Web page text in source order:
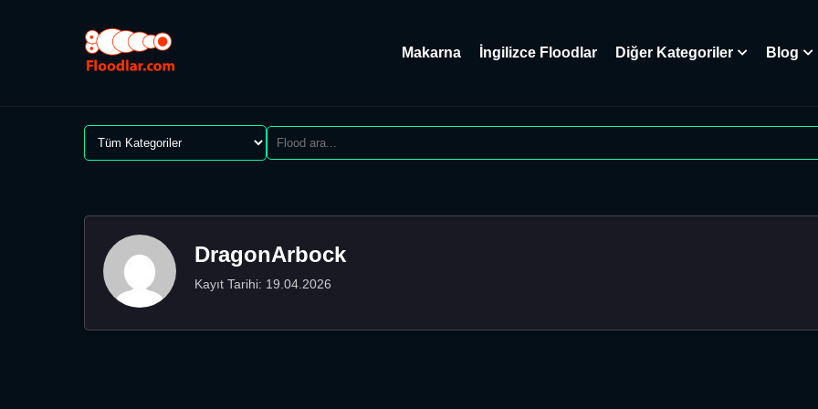
Makarna İngilizce Floodlar Diğer Kategoriler Blog
DragonArbock
Kayıt Tarihi: 19.04.2026